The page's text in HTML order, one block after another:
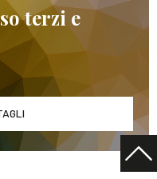
terzi e